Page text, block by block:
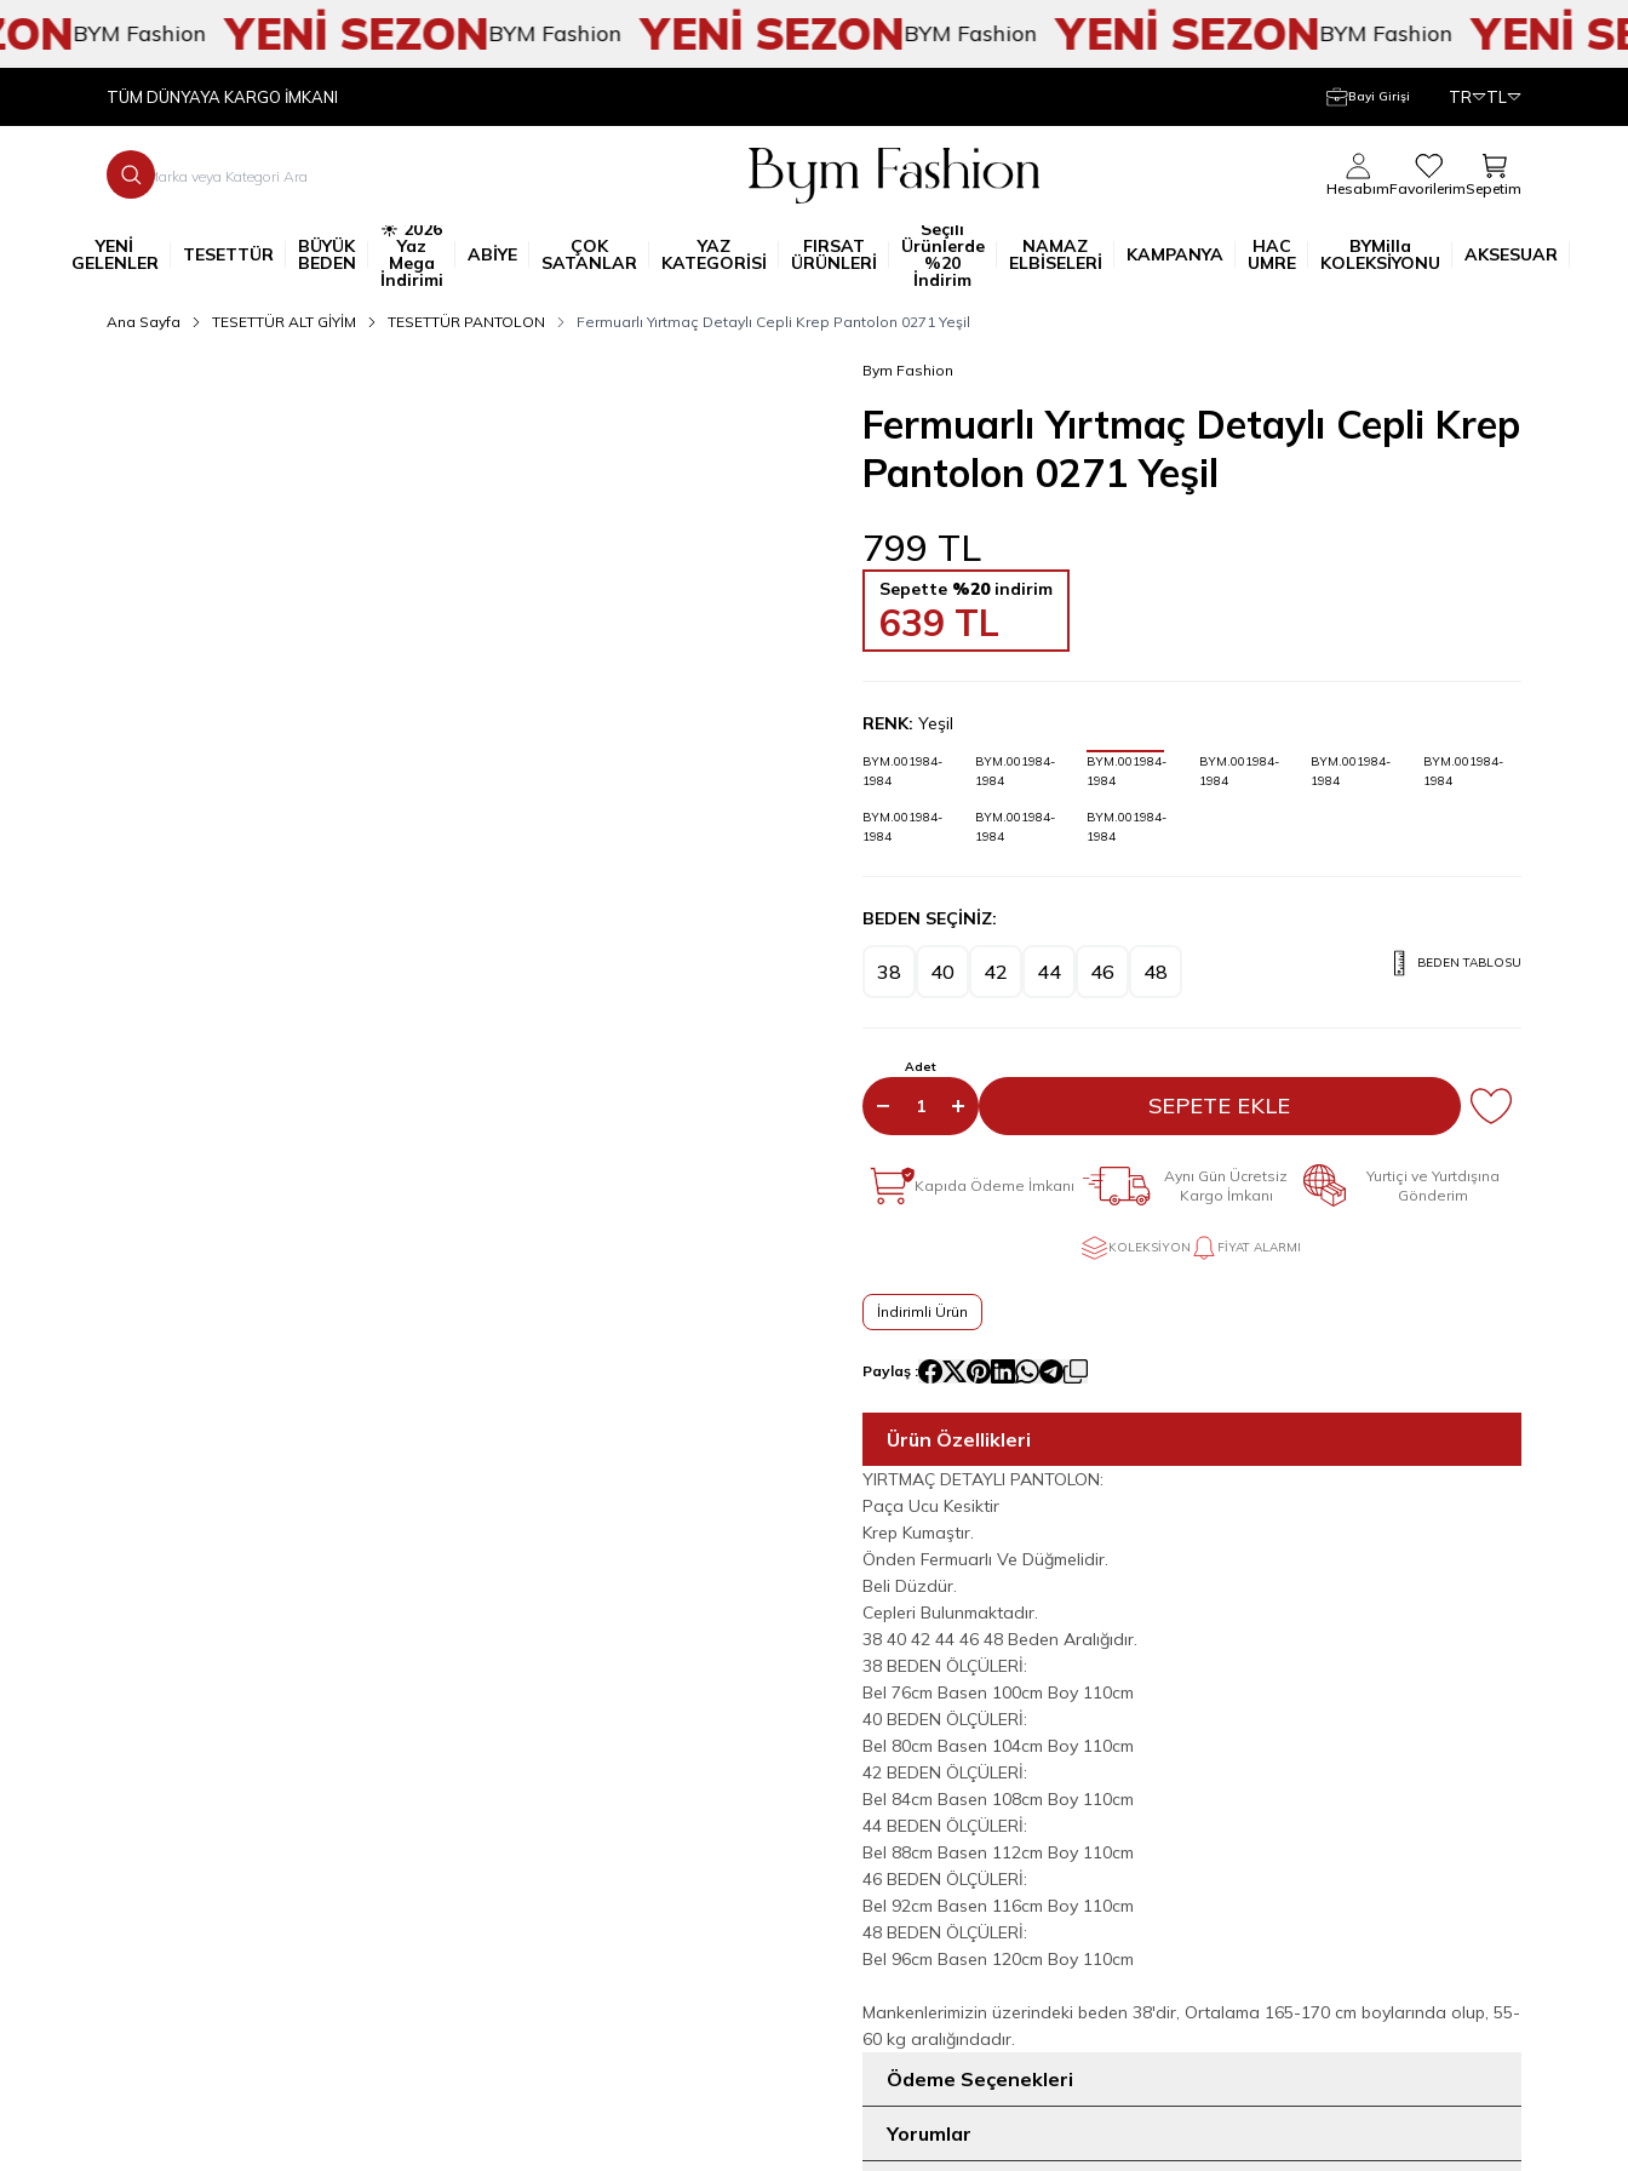
BYM Fashion YENİ SEZONBYM Fashion YENİ SEZONBYM Fashion YENİ SEZONBYM Fashion YENİ
TÜM DÜNYAYA KARGO İMKANI Bayi Girişi TR TL
HesabımFavorilerimSepetim
YENİ
GELENLER TESETTÜR BÜYÜK
BEDEN
☀️ 2026
Yaz
Mega
İndirimi
ABİYE ÇOK
SATANLAR
YAZ
KATEGORİSİ
FIRSAT
ÜRÜNLERİ
Seçili
Ürünlerde
%20
İndirim
NAMAZ
ELBİSELERİ KAMPANYA HAC
UMRE
BYMilla
KOLEKSİYONU AKSESUAR
Ana Sayfa TESETTÜR ALT GİYİM TESETTÜR PANTOLON Fermuarlı Yırtmaç Detaylı Cepli Krep Pantolon 0271 Yeşil
Bym Fashion
Fermuarlı Yırtmaç Detaylı Cepli Krep
Pantolon 0271 Yeşil
799 TL
Sepette %20indirim
639 TL
RENK: Yeşil
BYM.001984-
1984
BYM.001984-
1984
BYM.001984-
1984
BYM.001984-
1984
BYM.001984-
1984
BYM.001984-
1984
BYM.001984-
1984
BYM.001984-
1984
BYM.001984-
1984
BEDEN SEÇİNİZ:
38 40 42 44 46 48 BEDEN TABLOSU
Adet
SEPETE EKLE
Kapıda Ödeme İmkanı
Aynı Gün Ücretsiz
Kargo İmkanı
Yurtiçi ve Yurtdışına
Gönderim
KOLEKSIYON FIYAT ALARMI
İndirimli Ürün
Paylaş :
Ürün Özellikleri
YIRTMAÇ DETAYLI PANTOLON:
Paça Ucu Kesiktir
Krep Kumaştır.
Önden Fermuarlı Ve Düğmelidir.
Beli Düzdür.
Cepleri Bulunmaktadır.
38 40 42 44 46 48 Beden Aralığıdır.
38 BEDEN ÖLÇÜLERİ:
Bel 76cm Basen 100cm Boy 110cm
40 BEDEN ÖLÇÜLERİ:
Bel 80cm Basen 104cm Boy 110cm
42 BEDEN ÖLÇÜLERİ:
Bel 84cm Basen 108cm Boy 110cm
44 BEDEN ÖLÇÜLERİ:
Bel 88cm Basen 112cm Boy 110cm
46 BEDEN ÖLÇÜLERİ:
Bel 92cm Basen 116cm Boy 110cm
48 BEDEN ÖLÇÜLERİ:
Bel 96cm Basen 120cm Boy 110cm
Mankenlerimizin üzerindeki beden 38'dir, Ortalama 165-170 cm boylarında olup, 55-
60 kg aralığındadır.
Ödeme Seçenekleri
Yorumlar